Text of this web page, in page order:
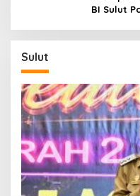
BI Sulut
Sulut